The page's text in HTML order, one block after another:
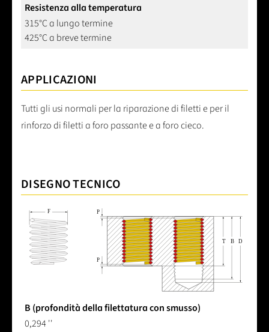
Resistenza alla temperatura
315°C a lungo termine
425°C a breve termine
APPLICAZIONI
Tutti gli usi normali per la riparazione di filetti e per il
rinforzo di filetti a foro passante e a foro cieco.
DISEGNO TECNICO
B (profondità della filettatura con smusso)
0,294 ''